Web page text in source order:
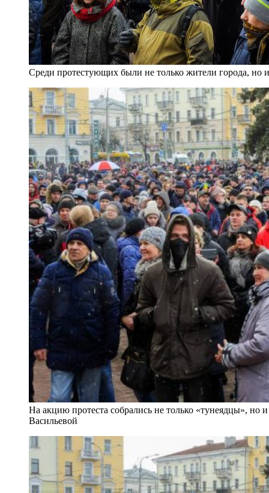
Среди протестующих были не только жители города, но
На акцию протеста собрались не только «тунеядцы»,
Васильевой